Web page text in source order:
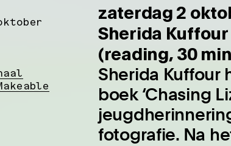
zaterdag 2
Sherida
(reading, 30
Sherida Kuffour
boek ‘Chasing
fotografie. Na